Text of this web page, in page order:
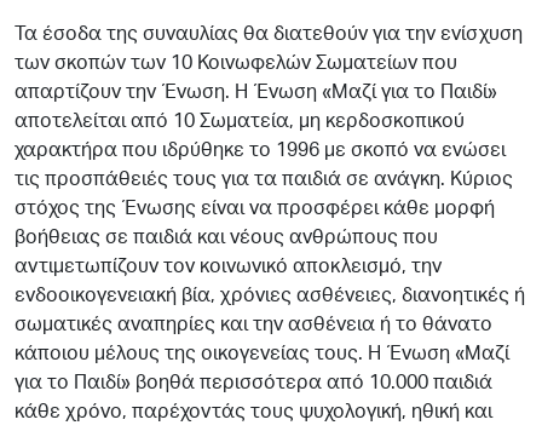
Τα έσοδα της συναυλίας θα διατεθούν για την ενίσχυση
των σκοπών των 10 Κοινωφελών Σωματείων που
απαρτίζουν την Ένωση. Η Ένωση «Μαζί για το Παιδί»
αποτελείται από 10 Σωματεία, μη κερδοσκοπικού
χαρακτήρα που ιδρύθηκε το 1996 με σκοπό να ενώσει
τις προσπάθειές τους για τα παιδιά σε ανάγκη. Κύριος
στόχος της Ένωσης είναι να προσφέρει κάθε μορφή
βοήθειας σε παιδιά και νέους ανθρώπους που
αντιμετωπίζουν τον κοινωνικό αποκλεισμό, την
ενδοοικογενειακή βία, χρόνιες ασθένειες, διανοητικές ή
σωματικές αναπηρίες και την ασθένεια ή το θάνατο
κάποιου μέλους της οικογενείας τους. Η Ένωση «Μαζί
για το Παιδί» βοηθά περισσότερα από 10.000 παιδιά
κάθε χρόνο, παρέχοντάς τους ψυχολογική, ηθική και